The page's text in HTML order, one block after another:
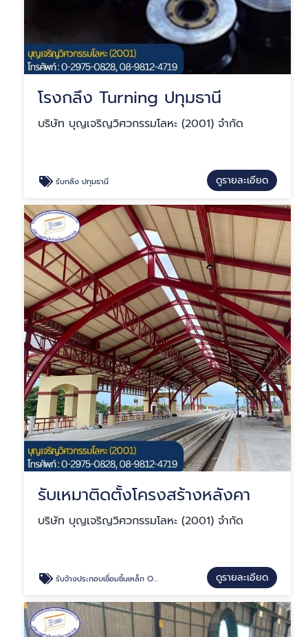
โรงกลึง Turning ปทุมธานี
บริษัท บุญเจริญวิศวกรรมโลหะ (2001) จำกัด
รับกลึง ปทุมธานี ดูรายละเอียด
รับเหมาติดตั้งโครงสร้างหลังคา
บริษัท บุญเจริญวิศวกรรมโลหะ (2001) จำกัด
รับจ้างประกอบเชื่อมชิ้นเหล็ก OEM ดูรายละเอียด